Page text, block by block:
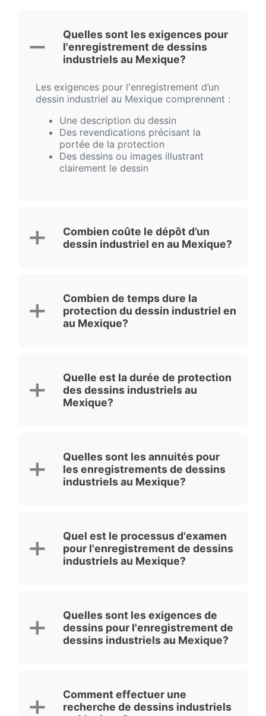
Quelles sont les exigences pour
l'enregistrement de dessins
industriels au Mexique?
Les exigences pour l'enregistrement d’un
dessin industriel au Mexique comprennent :
Une description du dessin
Des revendications précisant la
portée de la protection
Des dessins ou images illustrant
clairement le dessin
Combien coûte le dépôt d’un
dessin industriel en au Mexique?
Combien de temps dure la
protection du dessin industriel en
au Mexique?
Quelle est la durée de protection
des dessins industriels au
Mexique?
Quelles sont les annuités pour
les enregistrements de dessins
industriels au Mexique?
Quel est le processus d'examen
pour l'enregistrement de dessins
industriels au Mexique?
Quelles sont les exigences de
dessins pour l'enregistrement de
dessins industriels au Mexique?
Comment effectuer une
recherche de dessins industriels